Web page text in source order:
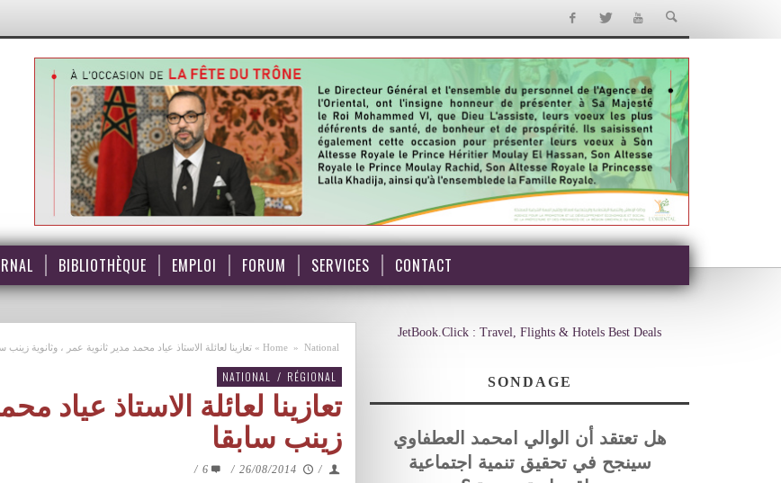
BIBLIOTHÈQUE EMPLOI FORUM SERVICES CONTACT
Home » National
» تعازينا لعائلة الاستاذ عياد محمد مدير ثانوية عمر ، وثانوية زينب
NATIONAL / RÉGIONAL
تعازينا لعائلة الاستاذ عياد
زينب سابقا
/
26/08/2014
/
6
/
JetBook.Click : Travel, Flights & Hotels Best Deals
SONDAGE
هل تعتقد أن الوالي امحمد العطفاوي
سينجح في تحقيق تنمية اجتماعية